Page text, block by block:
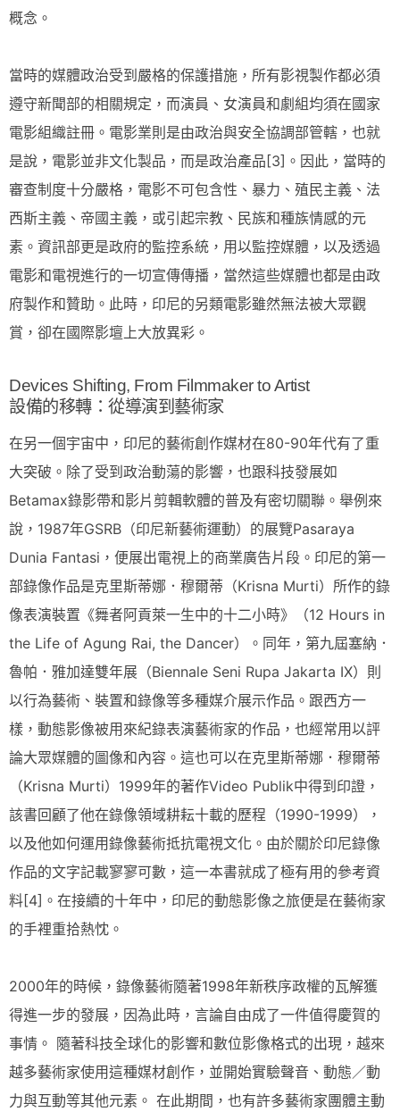
概念。
當時的媒體政治受到嚴格的保護措施，所有影視製作都必須
遵守新聞部的相關規定，而演員、女演員和劇組均須在國家
電影組織註冊。電影業則是由政治與安全協調部管轄，也就
是說，電影並非文化製品，而是政治產品[3]。因此，當時的
審查制度十分嚴格，電影不可包含性、暴力、殖民主義、法
西斯主義、帝國主義，或引起宗教、民族和種族情感的元
素。資訊部更是政府的監控系統，用以監控媒體，以及透過
電影和電視進行的一切宣傳傳播，當然這些媒體也都是由政
府製作和贊助。此時，印尼的另類電影雖然無法被大眾觀
賞，卻在國際影壇上大放異彩。
Devices Shifting, From Filmmaker to Artist
設備的移轉：從導演到藝術家
在另一個宇宙中，印尼的藝術創作媒材在80-90年代有了重
大突破。除了受到政治動蕩的影響，也跟科技發展如
Betamax錄影帶和影片剪輯軟體的普及有密切關聯。舉例來
說，1987年GSRB（印尼新藝術運動）的展覽Pasaraya
Dunia Fantasi，便展出電視上的商業廣告片段。印尼的第一
部錄像作品是克里斯蒂娜．穆爾蒂（Krisna Murti）所作的錄
像表演裝置《舞者阿貢萊一生中的十二小時》（12 Hours in
the Life of Agung Rai, the Dancer）。同年，第九屆塞納．
魯帕．雅加達雙年展（Biennale Seni Rupa Jakarta IX）則
以行為藝術、裝置和錄像等多種媒介展示作品。跟西方一
樣，動態影像被用來紀錄表演藝術家的作品，也經常用以評
論大眾媒體的圖像和內容。這也可以在克里斯蒂娜．穆爾蒂
（Krisna Murti）1999年的著作Video Publik中得到印證，
該書回顧了他在錄像領域耕耘十載的歷程（1990-1999），
以及他如何運用錄像藝術抵抗電視文化。由於關於印尼錄像
作品的文字記載寥寥可數，這一本書就成了極有用的參考資
料[4]。在接續的十年中，印尼的動態影像之旅便是在藝術家
的手裡重拾熱忱。
2000年的時候，錄像藝術隨著1998年新秩序政權的瓦解獲
得進一步的發展，因為此時，言論自由成了一件值得慶賀的
事情。 隨著科技全球化的影響和數位影像格式的出現，越來
越多藝術家使用這種媒材創作，並開始實驗聲音、動態／動
力與互動等其他元素。 在此期間，也有許多藝術家團體主動